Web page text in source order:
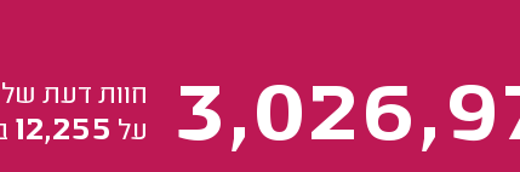
חוות דעת
על 12,255